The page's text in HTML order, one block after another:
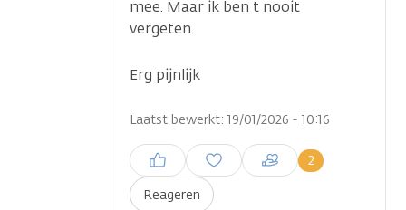
mee. Maar ik ben t nooit
vergeten.
Erg pijnlijk
Laatst bewerkt: 19/01/2026 - 10:16
Reageren
2
Inloggen om een reactie te
plaatsen